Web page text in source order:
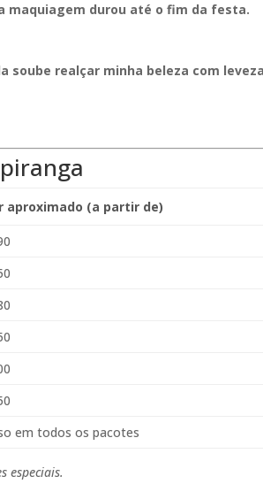
maquiagem durou até o fim da festa.
soube realçar minha beleza com
aproximado (a partir de)
em todos os pacotes
especiais.